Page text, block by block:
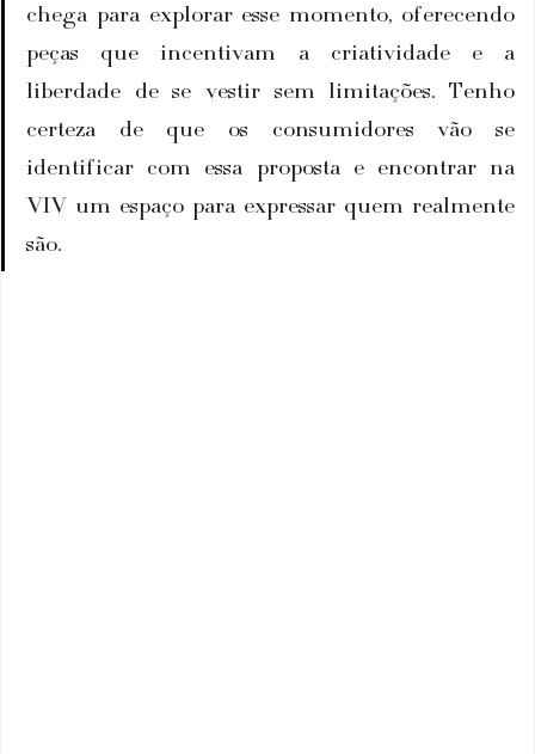
chega para explorar esse momento, oferecendo
peças que incentivam a criatividade e a
liberdade de se vestir sem limitações. Tenho
certeza de que os consumidores vão se
identificar com essa proposta e encontrar na
VIV um espaço para expressar quem realmente
são.